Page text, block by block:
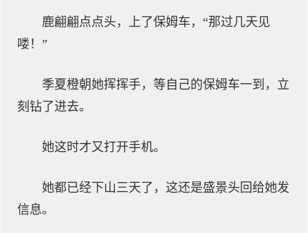
鹿翩翩点点头，上了保姆车，“那过几天见
喽！”
季夏橙朝她挥挥手，等自己的保姆车一到，立
刻钻了进去。
她这时才又打开手机。
她都已经下山三天了，这还是盛景头回给她发
信息。